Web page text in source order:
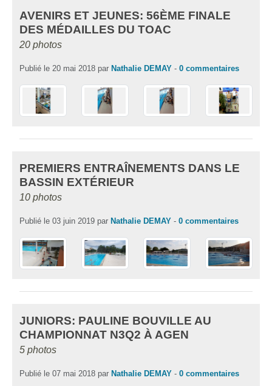
AVENIRS ET JEUNES: 56ÈME FINALE
DES MÉDAILLES DU TOAC
20 photos
Publié le 20 mai 2018 par Nathalie DEMAY - 0 commentaires
PREMIERS ENTRAÎNEMENTS DANS LE
BASSIN EXTÉRIEUR
10 photos
Publié le 03 juin 2019 par Nathalie DEMAY - 0 commentaires
JUNIORS: PAULINE BOUVILLE AU
CHAMPIONNAT N3Q2 À AGEN
5 photos
Publié le 07 mai 2018 par Nathalie DEMAY - 0 commentaires